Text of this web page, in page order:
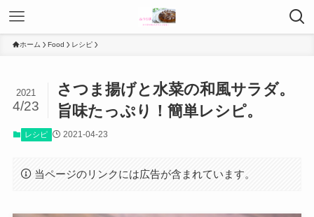
ホーム Food レシピ
さつま揚げと水菜の和風サラダ。
旨味たっぷり！簡単レシピ。
2021
4/23
レシピ 2021-04-23
当ページのリンクには広告が含まれています。